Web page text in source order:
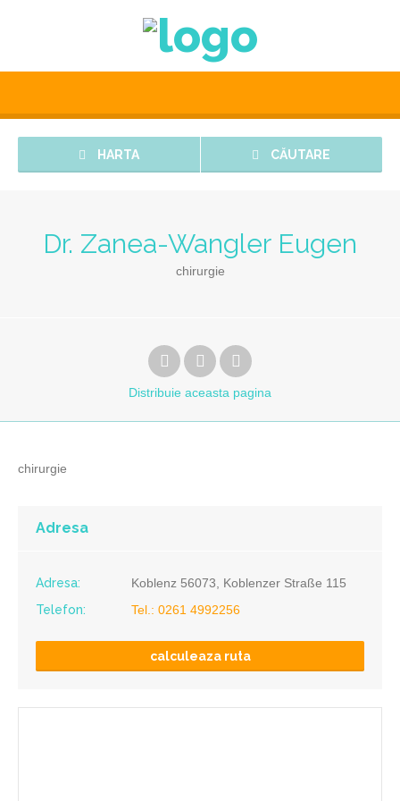
HARTA CĂUTARE
Dr. Zanea-Wangler Eugen
chirurgie
Distribuie aceasta pagina
chirurgie
Adresa
Adresa:
Koblenz 56073, Koblenzer Straße 115
Telefon:
Tel.: 0261 4992256
calculeaza ruta